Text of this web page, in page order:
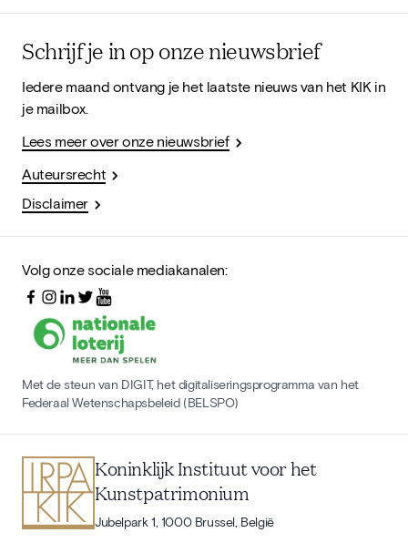
Schrijf je in op onze nieuwsbrief
Iedere maand ontvang je het laatste nieuws van het KIK in
je mailbox.
Lees meer over onze nieuwsbrief
Auteursrecht
Disclaimer
Volg onze sociale mediakanalen:
Met de steun van DIGIT, het digitaliseringsprogramma van het
Federaal Wetenschapsbeleid (BELSPO)
Koninklijk Instituut voor het
Kunstpatrimonium
Jubelpark 1, 1000 Brussel, België